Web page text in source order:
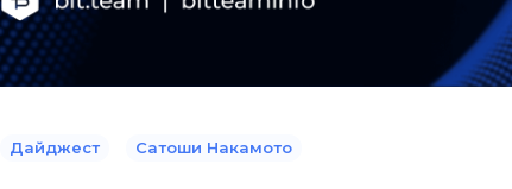
Дайджест Сатоши Накамото